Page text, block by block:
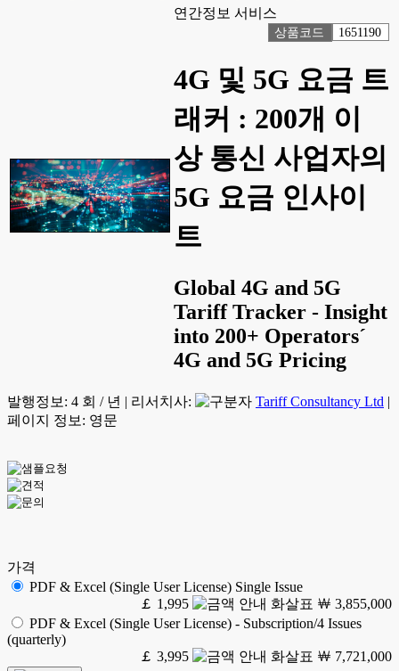
연간정보 서비스
상품코드 1651190
4G 및 5G 요금 트
래커 : 200개 이
상 통신 사업자의
5G 요금 인사이
트
Global 4G and 5G
Tariff Tracker - Insight
into 200+ Operators´
4G and 5G Pricing
발행정보: 4 회 / 년 | 리서치사: Tariff Consultancy Ltd |
페이지 정보: 영문
가격
PDF & Excel (Single User License) Single Issue
￡ 1,995
￦ 3,855,000
PDF & Excel (Single User License) - Subscription/4 Issues
(quarterly)
￡ 3,995
￦ 7,721,000